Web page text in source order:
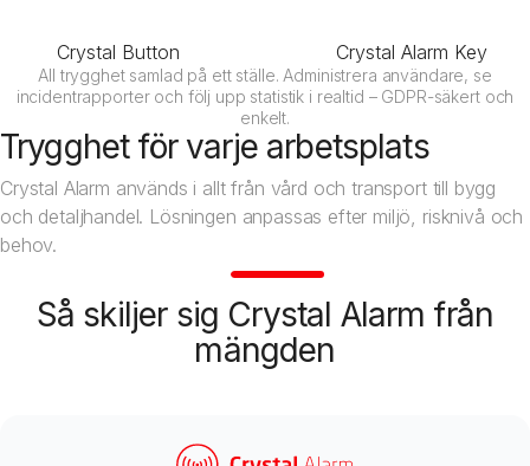
Crystal Button Crystal Alarm Key
All trygghet samlad på ett ställe. Administrera användare, se
incidentrapporter och följ upp statistik i realtid – GDPR-säkert och
enkelt.
Trygghet för varje arbetsplats
Crystal Alarm används i allt från vård och transport till bygg
och detaljhandel. Lösningen anpassas efter miljö, risknivå och
behov.
Handel
Så skiljer sig Crystal Alarm från
mängden